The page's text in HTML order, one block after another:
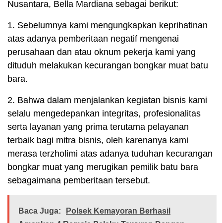
Nusantara, Bella Mardiana sebagai berikut:
1. Sebelumnya kami mengungkapkan keprihatinan
atas adanya pemberitaan negatif mengenai
perusahaan dan atau oknum pekerja kami yang
dituduh melakukan kecurangan bongkar muat batu
bara.
2. Bahwa dalam menjalankan kegiatan bisnis kami
selalu mengedepankan integritas, profesionalitas
serta layanan yang prima terutama pelayanan
terbaik bagi mitra bisnis, oleh karenanya kami
merasa terzholimi atas adanya tuduhan kecurangan
bongkar muat yang merugikan pemilik batu bara
sebagaimana pemberitaan tersebut.
Baca Juga:
Polsek Kemayoran Berhasil